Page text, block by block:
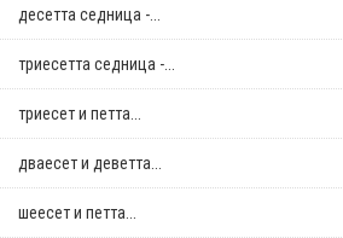
десетта седница -...
триесетта седница -...
триесет и петта...
дваесет и деветта...
шеесет и петта...